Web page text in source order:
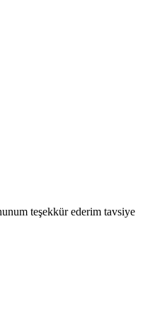
teşekkür ederim tavsiye